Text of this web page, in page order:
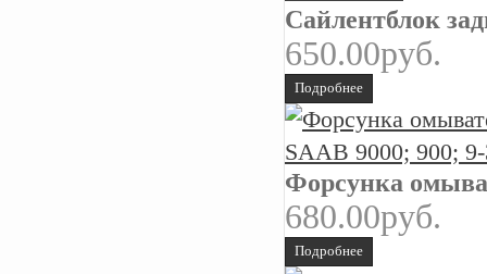
Сайлентблок
650.00руб.
Подробнее
Форсунка
680.00руб.
Подробнее